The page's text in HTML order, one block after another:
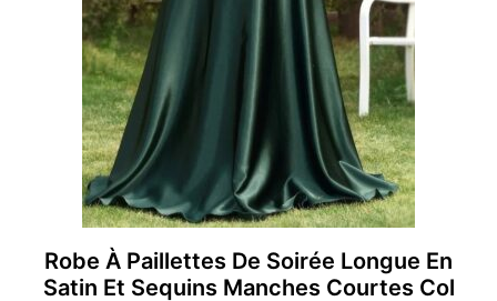
Robe À Paillettes De Soirée Longue En
Satin Et Sequins Manches Courtes Col